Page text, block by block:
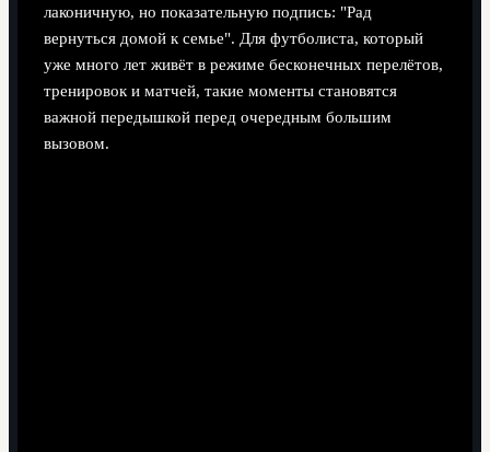
лаконичную, но показательную подпись: "Рад
вернуться домой к семье". Для футболиста, который
уже много лет живёт в режиме бесконечных перелётов,
тренировок и матчей, такие моменты становятся
важной передышкой перед очередным большим
вызовом.